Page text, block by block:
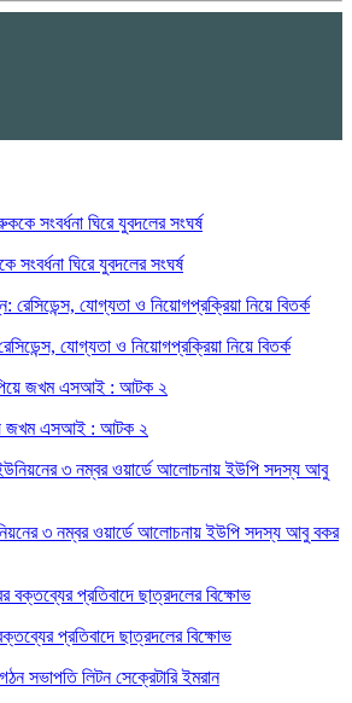
ঘিরে যুবদলের সংঘর্ষ
যোগ্যতা ও নিয়োগপ্রক্রিয়া নিয়ে বিতর্ক
জখম এসআই : আটক ২
৩ নম্বর ওয়ার্ডে আলোচনায় ইউপি সদস্য আবু বকর
প্রতিবাদে ছাত্রদলের বিক্ষোভ